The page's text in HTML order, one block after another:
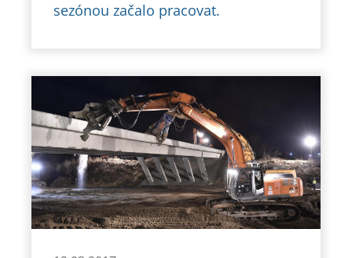
sezónou začalo pracovat.